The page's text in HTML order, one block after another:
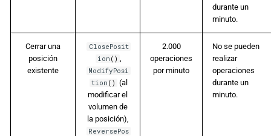
durante un
minuto.
Cerrar una
posición
existente
ClosePosit
ion () ,
ModifyPosi
tion () (al
modificar el
volumen de
la posición),
ReversePos
2.000
operaciones
por minuto
No se pueden
realizar
operaciones
durante un
minuto.